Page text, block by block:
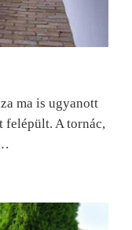
ma is ugyanott
felépült. A tornác,